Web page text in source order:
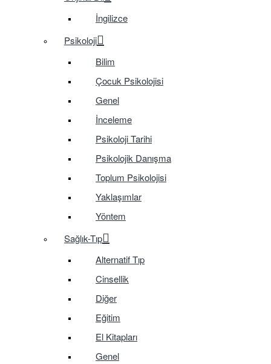
İngilizce
Psikoloji
Bilim
Çocuk Psikolojisi
Genel
İnceleme
Psikoloji Tarihi
Psikolojik Danışma
Toplum Psikolojisi
Yaklaşımlar
Yöntem
Sağlık-Tıp
Alternatif Tıp
Cinsellik
Diğer
Eğitim
El Kitapları
Genel